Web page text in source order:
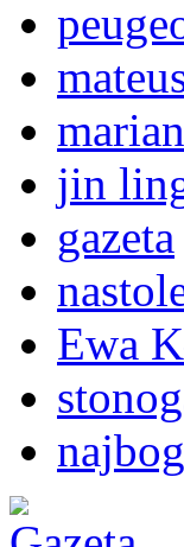
jin
gazeta
Ewa